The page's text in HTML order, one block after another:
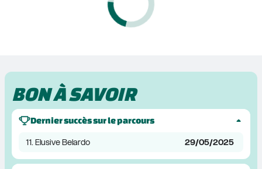
BON À SAVOIR
Dernier succès sur le parcours
11. Elusive Belardo 29/05/2025